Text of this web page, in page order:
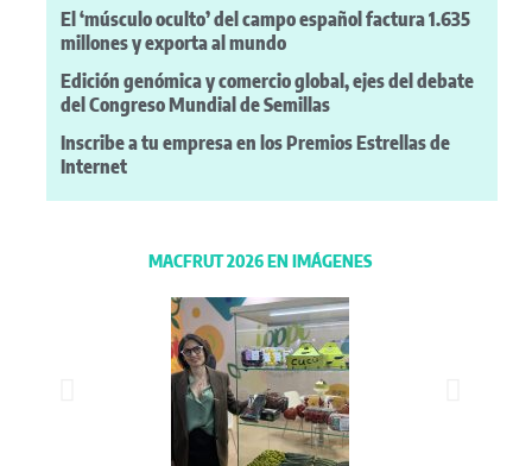
El ‘músculo oculto’ del campo español factura 1.635
millones y exporta al mundo
Edición genómica y comercio global, ejes del debate
del Congreso Mundial de Semillas
Inscribe a tu empresa en los Premios Estrellas de
Internet
MACFRUT 2026 EN IMÁGENES